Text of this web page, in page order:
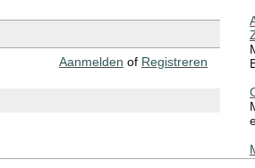
Aanmelden of Registreren